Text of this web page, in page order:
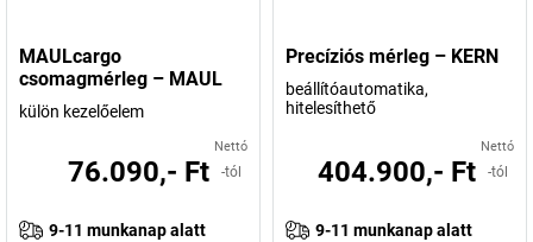
MAULcargo
csomagmérleg – MAUL
külön kezelőelem
Nettó
76.090,- Ft -tól
9-11 munkanap alatt
Precíziós mérleg – KERN
beállítóautomatika,
hitelesíthető
Nettó
404.900,- Ft -tól
9-11 munkanap alatt